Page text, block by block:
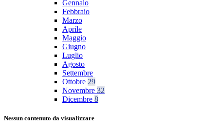
Gennaio
Febbraio
Marzo
Aprile
Maggio
Giugno
Luglio
Agosto
Settembre
Ottobre 29
Novembre 32
Dicembre 8
Nessun contenuto da visualizzare